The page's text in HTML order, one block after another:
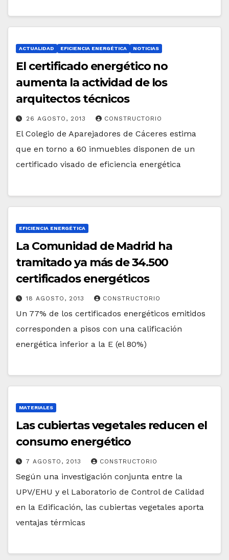
ACTUALIDAD EFICIENCIA ENERGÉTICA NOTICIAS
El certificado energético no
aumenta la actividad de los
arquitectos técnicos
26 AGOSTO, 2013 CONSTRUCTORIO
El Colegio de Aparejadores de Cáceres estima
que en torno a 60 inmuebles disponen de un
certificado visado de eficiencia energética
EFICIENCIA ENERGÉTICA
La Comunidad de Madrid ha
tramitado ya más de 34.500
certificados energéticos
18 AGOSTO, 2013 CONSTRUCTORIO
Un 77% de los certificados energéticos emitidos
corresponden a pisos con una calificación
energética inferior a la E (el 80%)
MATERIALES
Las cubiertas vegetales reducen el
consumo energético
7 AGOSTO, 2013 CONSTRUCTORIO
Según una investigación conjunta entre la
UPV/EHU y el Laboratorio de Control de Calidad
en la Edificación, las cubiertas vegetales aporta
ventajas térmicas